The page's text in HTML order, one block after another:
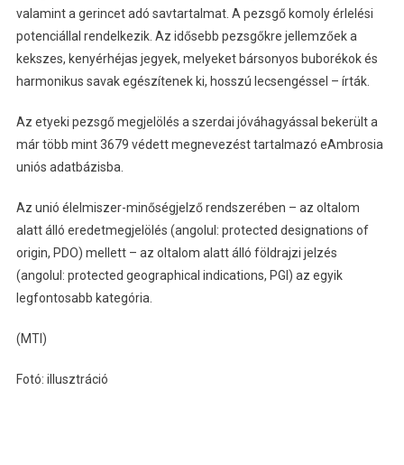
valamint a gerincet adó savtartalmat. A pezsgő komoly érlelési
potenciállal rendelkezik. Az idősebb pezsgőkre jellemzőek a
kekszes, kenyérhéjas jegyek, melyeket bársonyos buborékok és
harmonikus savak egészítenek ki, hosszú lecsengéssel – írták.
Az etyeki pezsgő megjelölés a szerdai jóváhagyással bekerült a
már több mint 3679 védett megnevezést tartalmazó eAmbrosia
uniós adatbázisba.
Az unió élelmiszer-minőségjelző rendszerében – az oltalom
alatt álló eredetmegjelölés (angolul: protected designations of
origin, PDO) mellett – az oltalom alatt álló földrajzi jelzés
(angolul: protected geographical indications, PGI) az egyik
legfontosabb kategória.
(MTI)
Fotó: illusztráció